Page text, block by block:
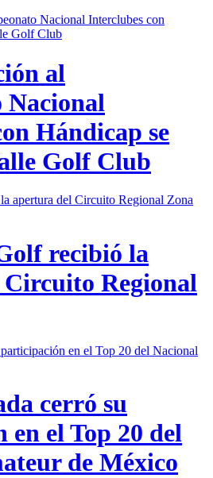
al
Nacional
Hándicap se
Golf Club
recibió la
Regional
cerró su
el Top 20 del
de México